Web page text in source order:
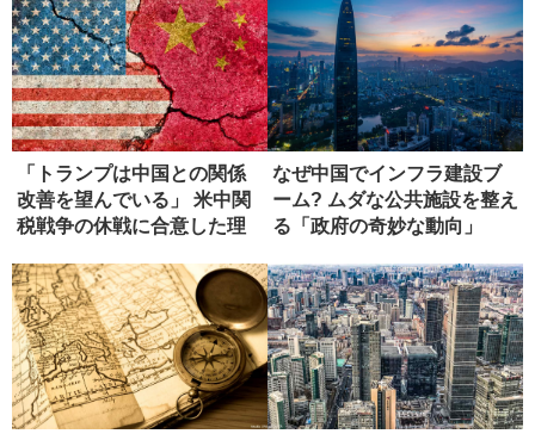
「トランプは中国との関係
改善を望んでいる」 米中関
税戦争の休戦に合意した理
なぜ中国でインフラ建設ブ
ーム? ムダな公共施設を整え
る「政府の奇妙な動向」